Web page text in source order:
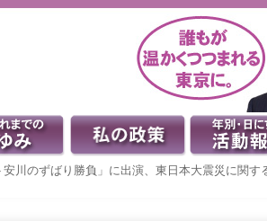
安川のずばり勝負」に出演、東日本大震災に関